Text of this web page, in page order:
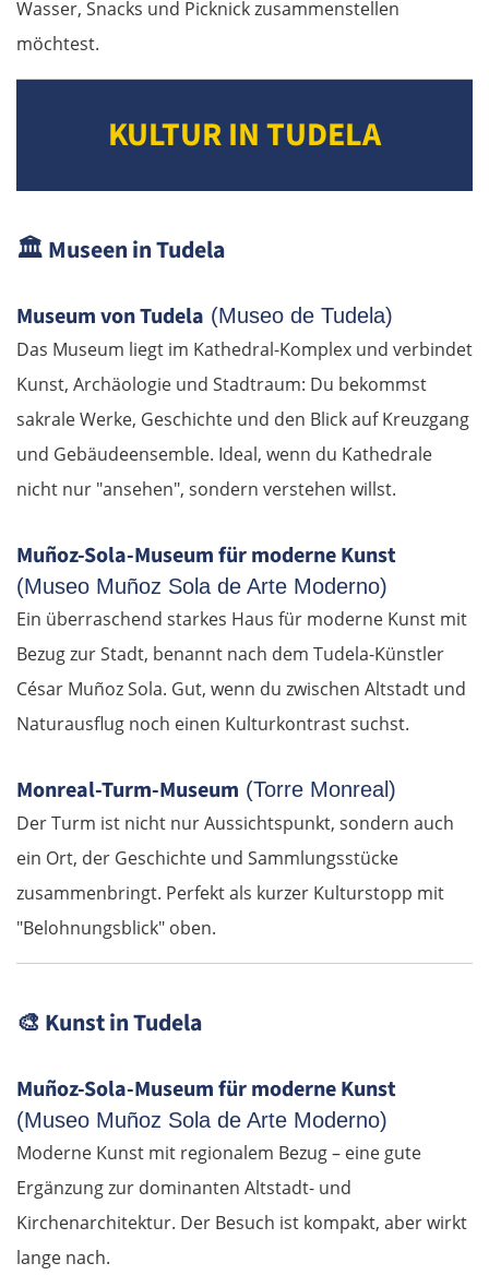
Wasser, Snacks und Picknick zusammenstellen
möchtest.
KULTUR IN TUDELA
🏛️Museen in Tudela
Museum von Tudela (Museo de Tudela)
Das Museum liegt im Kathedral-Komplex und verbindet
Kunst, Archäologie und Stadtraum: Du bekommst
sakrale Werke, Geschichte und den Blick auf Kreuzgang
und Gebäudeensemble. Ideal, wenn du Kathedrale
nicht nur "ansehen", sondern verstehen willst.
Muñoz-Sola-Museum für moderne Kunst
(Museo Muñoz Sola de Arte Moderno)
Ein überraschend starkes Haus für moderne Kunst mit
Bezug zur Stadt, benannt nach dem Tudela-Künstler
César Muñoz Sola. Gut, wenn du zwischen Altstadt und
Naturausflug noch einen Kulturkontrast suchst.
Monreal-Turm-Museum (Torre Monreal)
Der Turm ist nicht nur Aussichtspunkt, sondern auch
ein Ort, der Geschichte und Sammlungsstücke
zusammenbringt. Perfekt als kurzer Kulturstopp mit
"Belohnungsblick" oben.
🎨 Kunst in Tudela
Muñoz-Sola-Museum für moderne Kunst
(Museo Muñoz Sola de Arte Moderno)
Moderne Kunst mit regionalem Bezug – eine gute
Ergänzung zur dominanten Altstadt- und
Kirchenarchitektur. Der Besuch ist kompakt, aber wirkt
lange nach.